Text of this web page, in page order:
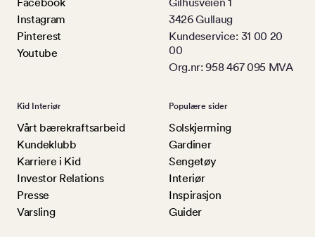
Instagram
Pinterest
Youtube
3426 Gullaug
Kundeservice: 31 00 20
00
Org.nr: 958 467 095 MVA
Kid Interiør
Vårt bærekraftsarbeid
Kundeklubb
Karriere i Kid
Investor Relations
Presse
Varsling
Populære sider
Solskjerming
Gardiner
Sengetøy
Interiør
Inspirasjon
Guider